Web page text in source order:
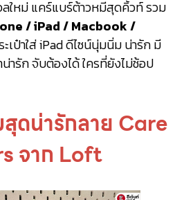
ใหม่ แคร์แบร์ต้าวหมีสุดคิ้วท์ รวม
/ iPad / Macbook /
เป๋าใส่ iPad ดีไซน์นุ่มนิ่ม น่ารัก มี
ารัก จับต้องได้ ใครที่ยังไม่ช้อป
สุดน่ารักลาย Care
จาก Loft